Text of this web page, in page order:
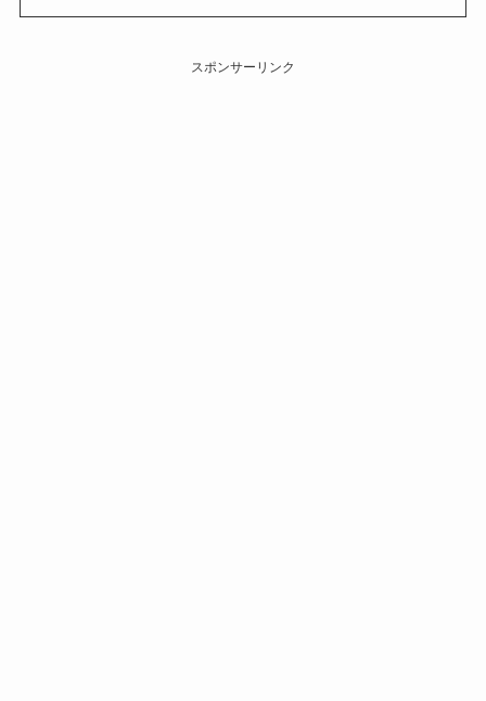
スポンサーリンク